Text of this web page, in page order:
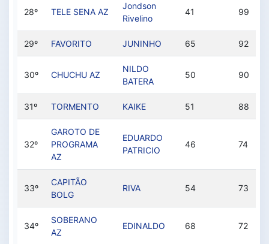
28º TELE SENA AZ
Jondson
Rivelino
41 99
29º FAVORITO JUNINHO 65 92
30º CHUCHU AZ
NILDO
BATERA
50 90
31º TORMENTO KAIKE 51 88
32º
GAROTO DE
PROGRAMA
AZ
EDUARDO
PATRICIO
46 74
33º
CAPITÃO
BOLG
RIVA 54 73
34º
SOBERANO
AZ
EDINALDO 68 72